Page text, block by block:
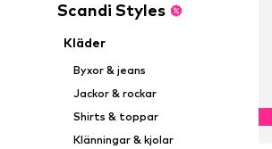
Scandi Styles
Kläder
Byxor & jeans
Jackor & rockar
Shirts & toppar
Klänningar & kjolar